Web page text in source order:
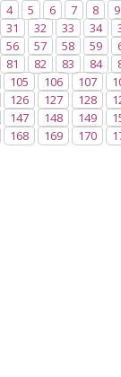
4 5 6 7 8 9
31 32 33 34
56 57 58 59
81 82 83 84
105 106 107
126 127 128
147 148 149
168 169 170